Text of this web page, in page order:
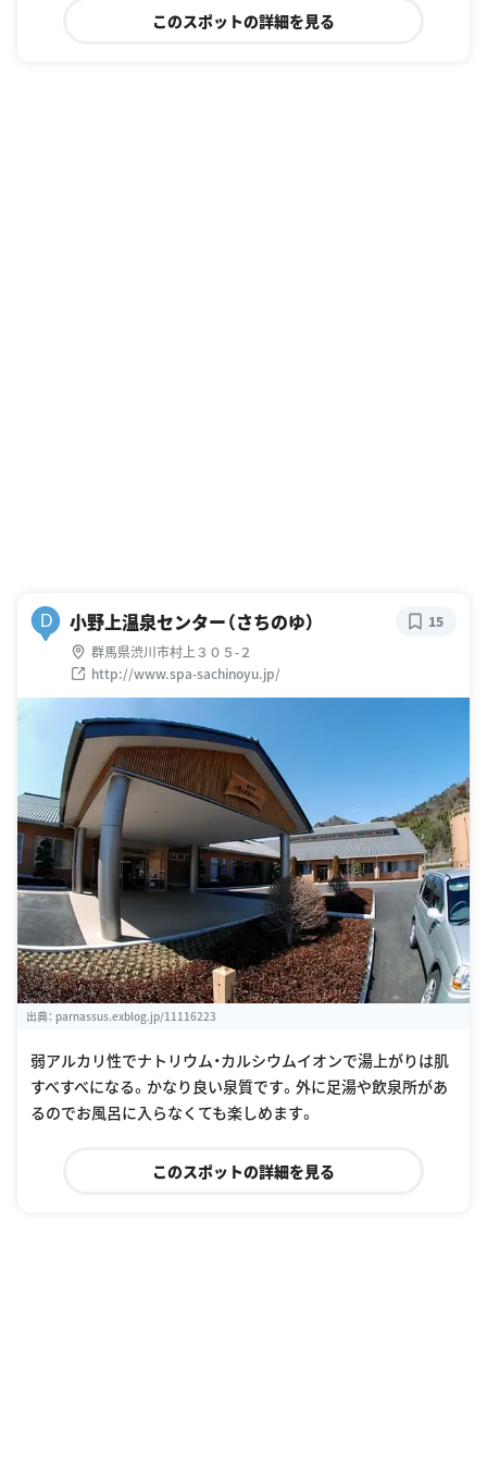
このスポットの詳細を見る
D 小野上温泉センター（さちのゆ）
群馬県渋川市村上３０５-２
http://www.spa-sachinoyu.jp/
15
出典： parnassus.exblog.jp/11116223
弱アルカリ性でナトリウム・カルシウムイオンで湯上がりは肌
すべすべになる。かなり良い泉質です。外に足湯や飲泉所があ
るのでお風呂に入らなくても楽しめます。
このスポットの詳細を見る